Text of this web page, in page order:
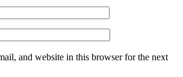
and website in this browser for the next